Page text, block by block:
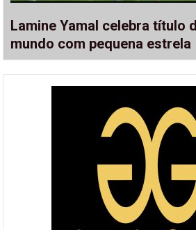
Lamine Yamal celebra título
mundo com pequena estrela